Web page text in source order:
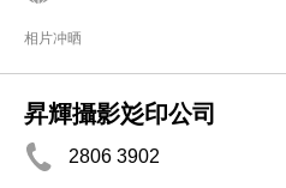
相片冲晒
昇輝攝影彣印公司
2806 3902